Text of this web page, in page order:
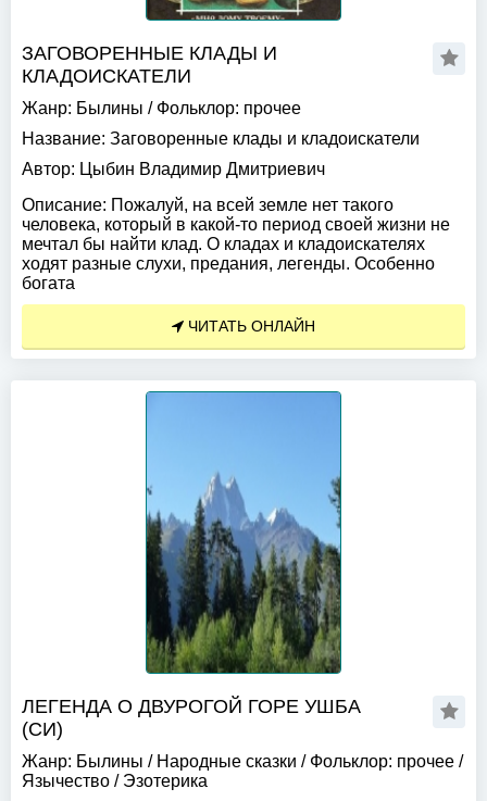
ЗАГОВОРЕННЫЕ КЛАДЫ И
КЛАДОИСКАТЕЛИ
Жанр: Былины / Фольклор: прочее
Название: Заговоренные клады и кладоискатели
Автор: Цыбин Владимир Дмитриевич
Описание: Пожалуй, на всей земле нет такого
человека, который в какой-то период своей жизни не
мечтал бы найти клад. О кладах и кладоискателях
ходят разные слухи, предания, легенды. Особенно
богата
ЧИТАТЬ ОНЛАЙН
ЛЕГЕНДА О ДВУРОГОЙ ГОРЕ УШБА
(СИ)
Жанр: Былины / Народные сказки / Фольклор: прочее /
Язычество / Эзотерика